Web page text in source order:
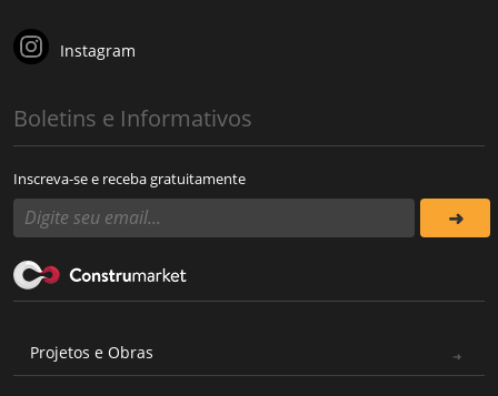
Instagram
Boletins e Informativos
Inscreva-se e receba gratuitamente
Projetos e Obras